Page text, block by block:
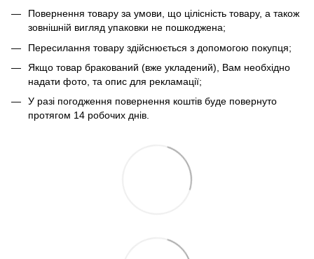
Повернення товару за умови, що цілісність товару, а також
зовнішній вигляд упаковки не пошкоджена;
Пересилання товару здійснюється з допомогою покупця;
Якщо товар бракований (вже укладений), Вам необхідно
надати фото, та опис для рекламації;
У разі погодження повернення коштів буде повернуто
протягом 14 робочих днів.